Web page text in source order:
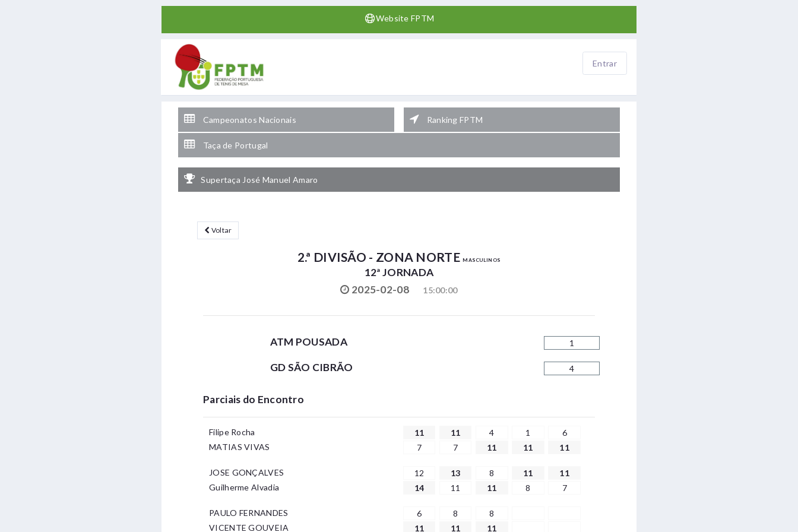
Website FPTM
Entrar
Campeonatos Nacionais Ranking FPTM
Taça de Portugal
Supertaça José Manuel Amaro
Voltar
2.ª DIVISÃO - ZONA NORTEMASCULINOS
12ª JORNADA
2025-02-08
15:00:00
ATM POUSADA 1
GD SÃO CIBRÃO 4
Parciais do Encontro
Filipe Rocha 11 11 4 1
6
MATIAS VIVAS
7 7 11 11 11
JOSE GONÇALVES 12 13 8 11
11
Guilherme Alvadia
14 11 11 8 7
PAULO FERNANDES 6 8
8
VICENTE GOUVEIA
11 11 11